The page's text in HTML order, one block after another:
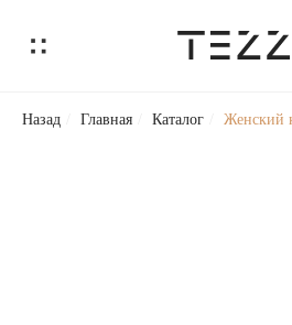
Назад Главная Каталог Женский